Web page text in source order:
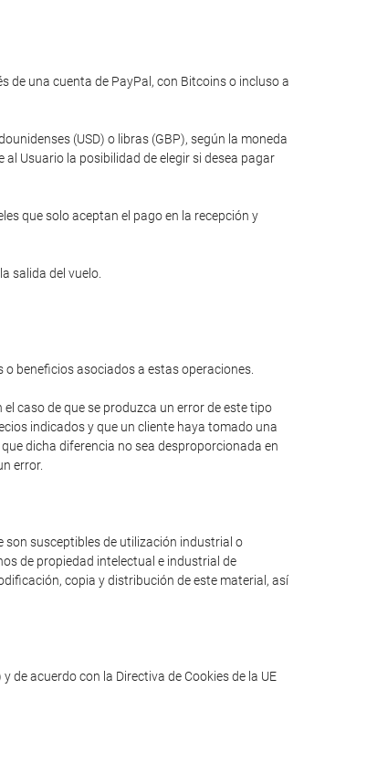
de una cuenta de PayPal, con Bitcoins o incluso a
(USD) o libras (GBP), según la moneda
Usuario la posibilidad de elegir si desea pagar
que solo aceptan el pago en la recepción y
salida del vuelo.
beneficios asociados a estas operaciones.
caso de que se produzca un error de este tipo
indicados y que un cliente haya tomado una
dicha diferencia no sea desproporcionada en
error.
son susceptibles de utilización industrial o
de propiedad intelectual e industrial de
copia y distribución de este material, así
de acuerdo con la Directiva de Cookies de la UE